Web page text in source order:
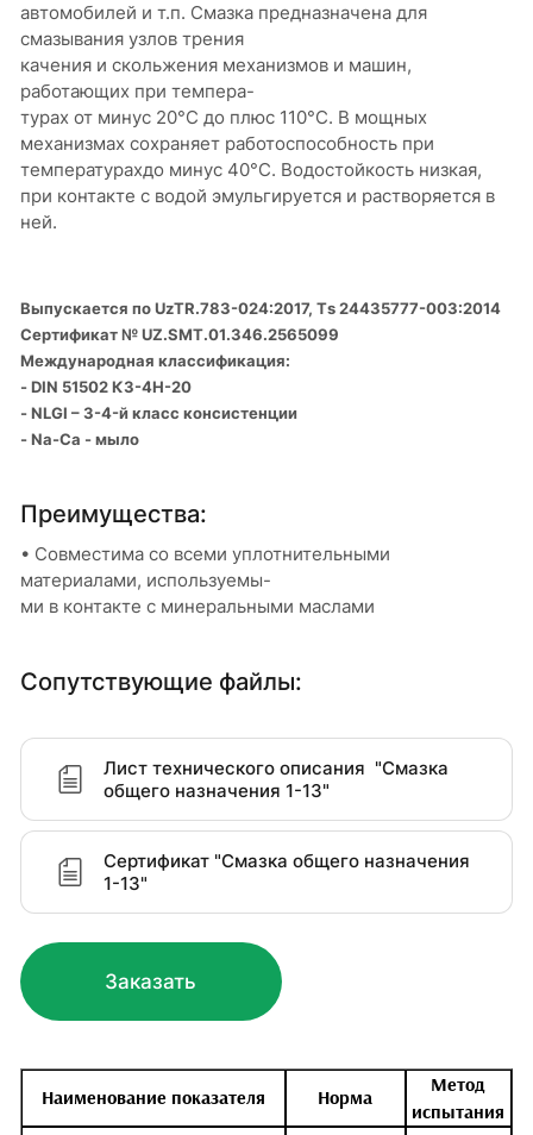
автомобилей и т.п. Смазка предназначена для
смазывания узлов трения
качения и скольжения механизмов и машин,
работающих при темпера-
турах от минус 20°С до плюс 110°С. В мощных
механизмах сохраняет работоспособность при
температурахдо минус 40°С. Водостойкость низкая,
при контакте с водой эмульгируется и растворяется в
ней.
Выпускается по UzTR.783-024:2017, Тs 24435777-003:2014
Сертификат № UZ.SMT.01.346.2565099
Международная классификация:
- DIN 51502 К3-4Н-20
- NLGI – 3-4-й класс консистенции
- Na-Ca - мыло
Преимущества:
• Совместима со всеми уплотнительными
материалами, используемы-
ми в контакте с минеральными маслами
Сопутствующие файлы:
Лист технического описания "Смазка
общего назначения 1-13"
Сертификат "Cмазка общего назначения
1-13"
Заказать
Наименование показателя Норма
Метод
испытания